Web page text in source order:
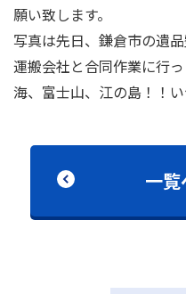
願い致します。
写真は先日、鎌倉市の遺
運搬会社と合同作業に行
海、富士山、江の島！！
一